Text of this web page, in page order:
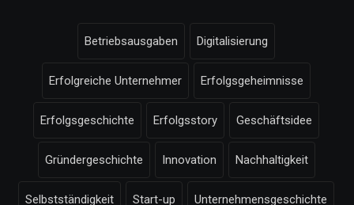
Betriebsausgaben Digitalisierung
Erfolgreiche Unternehmer Erfolgsgeheimnisse
Erfolgsgeschichte Erfolgsstory Geschäftsidee
Gründergeschichte Innovation Nachhaltigkeit
Selbstständigkeit Start-up Unternehmensgeschichte